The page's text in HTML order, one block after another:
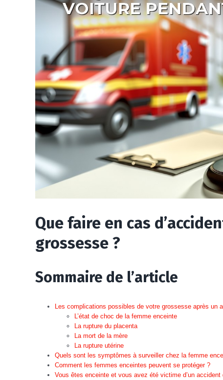
Que faire en cas
grossesse ?
Sommaire de l’article
Les complications possibles de votre grossesse après un
L’état de choc de la femme enceinte
La rupture du placenta
La mort de la mère
La rupture utérine
Quels sont les symptômes à surveiller chez la femme
Comment les femmes enceintes peuvent se protéger ?
Vous êtes enceinte et vous avez été victime d’un